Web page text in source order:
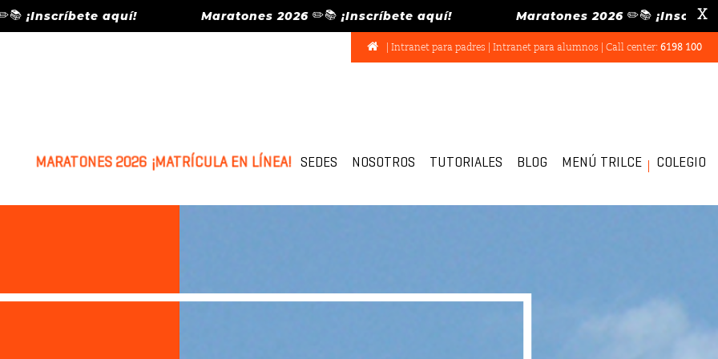
aquí! Maratones 2026 ✏️📚 ¡Inscríbete aquí! Maratones 2026 ✏️📚 ¡Inscríbete X
Intranet para padres Intranet para alumnos | Call center: 6198 100
MARATONES 2026 ¡MATRÍCULA EN LÍNEA! SEDES NOSOTROS TUTORIALES BLOG MENÚ TRILCE COLEGIO